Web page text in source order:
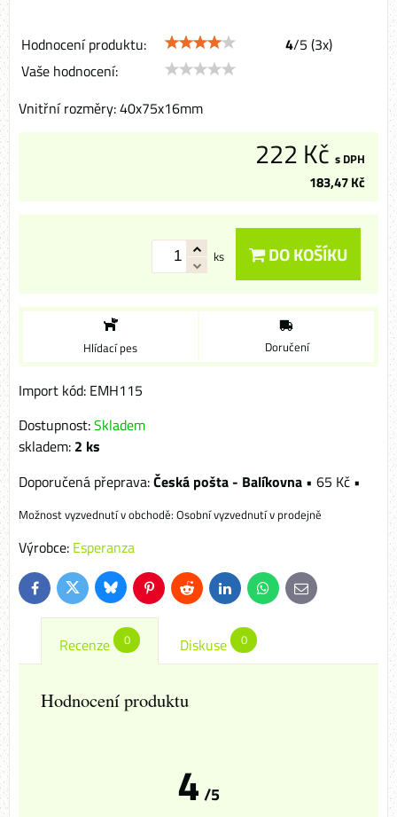
Hodnocení produktu: 4/5 (3x)
Vaše hodnocení:
Vnitřní rozměry: 40x75x16mm
222 Kč s DPH
183,47 Kč
ks DO KOŠÍKU
Hlídací pes Doručení
Import kód: EMH115
Dostupnost:Skladem
skladem: 2 ks
Česká pošta - Balíkovna • 65 Kč •
Osobní vyzvednutí v prodejně
Výrobce: Esperanza
FacebookTwitterBlueskyPinterestReddit LinkedInWhatsApp
E-
mail
Recenze 0 Diskuse 0
Hodnocení produktu
4 /5